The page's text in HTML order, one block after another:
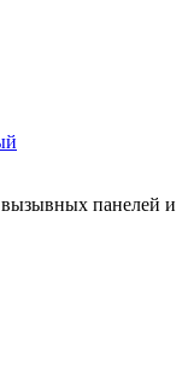
панелей и